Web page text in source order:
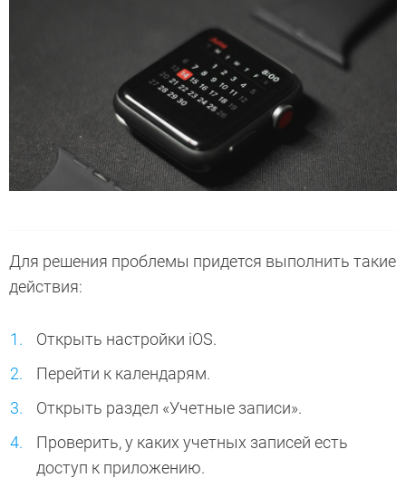
Для решения проблемы придется выполнить такие
действия:
Открыть настройки iOS.
Перейти к календарям.
Открыть раздел «Учетные записи».
Проверить, у каких учетных записей есть
доступ к приложению.